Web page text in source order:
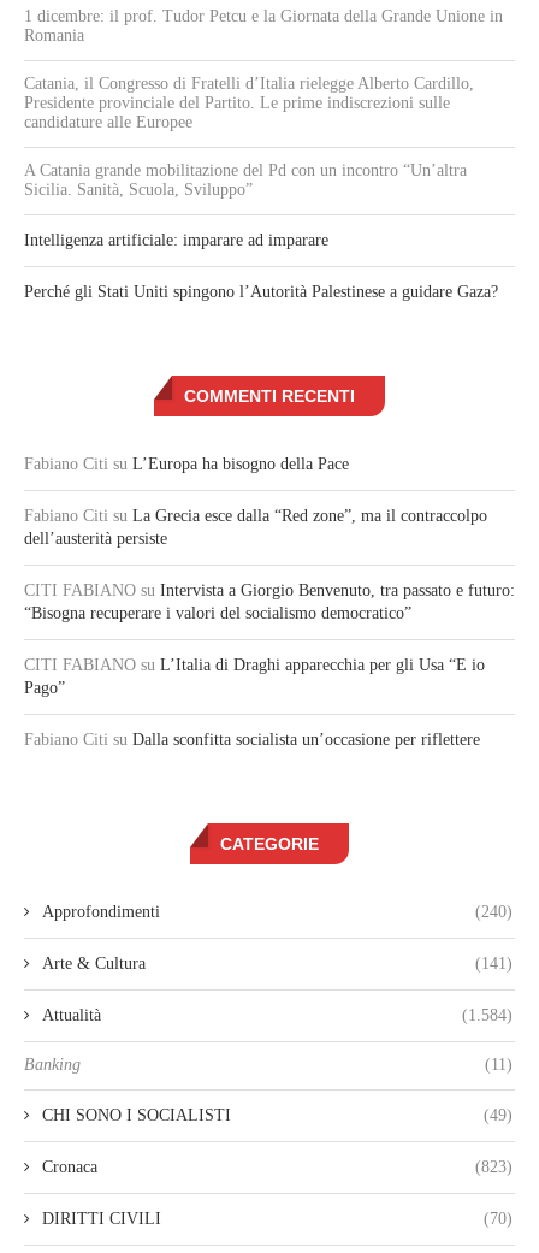
1 dicembre: il prof. Tudor Petcu e la Giornata della Grande Unione in
Romania
Catania, il Congresso di Fratelli d’Italia rielegge Alberto Cardillo,
Presidente provinciale del Partito. Le prime indiscrezioni sulle
candidature alle Europee
A Catania grande mobilitazione del Pd con un incontro “Un’altra
Sicilia. Sanità, Scuola, Sviluppo”
Intelligenza artificiale: imparare ad imparare
Perché gli Stati Uniti spingono l’Autorità Palestinese a guidare Gaza?
COMMENTI RECENTI
Fabiano Citi su L’Europa ha bisogno della Pace
Fabiano Citi su La Grecia esce dalla “Red zone”, ma il contraccolpo
dell’austerità persiste
CITI FABIANO su Intervista a Giorgio Benvenuto, tra passato e futuro:
“Bisogna recuperare i valori del socialismo democratico”
CITI FABIANO su L’Italia di Draghi apparecchia per gli Usa “E io
Pago”
Fabiano Citi su Dalla sconfitta socialista un’occasione per riflettere
CATEGORIE
Approfondimenti (240)
Arte & Cultura (141)
Attualità (1.584)
Banking (11)
CHI SONO I SOCIALISTI (49)
Cronaca (823)
DIRITTI CIVILI (70)